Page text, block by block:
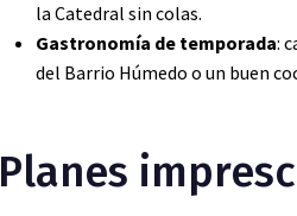
la Catedral sin colas.
Gastronomía de temporada:
del Barrio Húmedo o un buen
Planes